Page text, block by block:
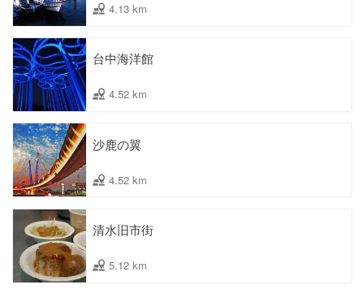
4.13 km
台中海洋館
4.52 km
沙鹿の翼
4.52 km
清水旧市街
5.12 km